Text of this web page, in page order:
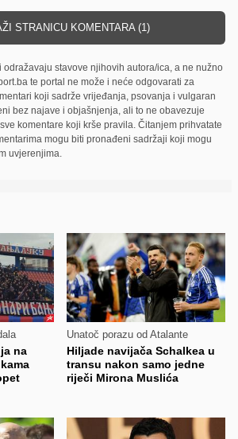
STRANICU KOMENTARA (1)
odražavaju stavove njihovih autora/ica, a ne nužno
te portal ne može i neće odgovarati za
koji sadrže vrijeđanja, psovanja i vulgaran
bez najave i objašnjenja, ali to ne obavezuje
komentare koji krše pravila. Čitanjem prihvatate
mogu biti pronađeni sadržaji koji mogu
uvjerenjima.
na
Unatoč porazu od Atalante
Hiljade navijača Schalkea u
transu nakon samo jedne
riječi Mirona Muslića